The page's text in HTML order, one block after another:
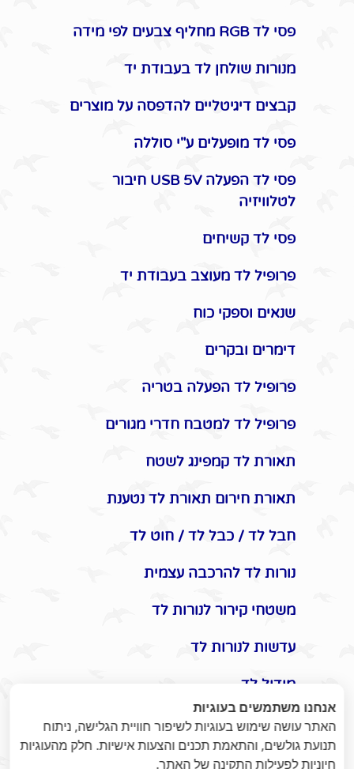
פסי לד RGB מחליף צבעים לפי מידה
מנורות שולחן לד בעבודת יד
קבצים דיגיטליים להדפסה על מוצרים
פסי לד מופעלים ע"י סוללה
פסי לד הפעלה USB 5V חיבור
לטלוויזיה
פסי לד קשיחים
פרופיל לד מעוצב בעבודת יד
שנאים וספקי כוח
דימרים ובקרים
פרופיל לד הפעלה בטריה
פרופיל לד למטבח חדרי מגורים
תאורת לד קמפינג לשטח
תאורת חירום תאורת לד נטענת
חבל לד / כבל לד / חוט לד
נורות לד להרכבה עצמית
משטחי קירור לנורות לד
עדשות לנורות לד
מודול לד
אביזרים משלימים לתאורת לד
תקעים / שקעים / שעון שבת
אנחנו משתמשים בעוגיות
האתר עושה שימוש בעוגיות לשיפור חוויית הגלישה, ניתוח
תנועת גולשים, והתאמת תכנים והצעות אישיות. חלק מהעוגיות
חיוניות לפעילות התקינה של האתר.